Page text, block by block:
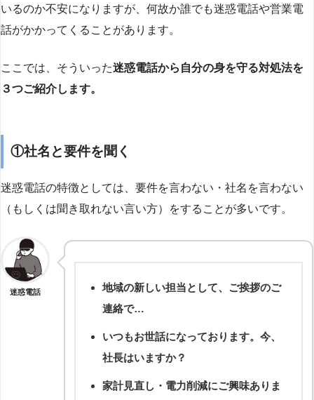
いるのか不安になりますが、何故か誰でも迷惑電話や営業電
話がかかってくることがあります。
ここでは、そういった迷惑電話から自分の身を守る対処法を
３つご紹介します。
①社名と要件を聞く
迷惑電話の特徴としては、要件を言わない・社名を言わない
（もしくは聞き取れない言い方）をすることが多いです。
迷惑電話
地域の新しい担当として、ご挨拶のご
連絡で…
いつもお世話になっております。今、
社長はいますか？
家計見直し・電力削減にご興味ありま